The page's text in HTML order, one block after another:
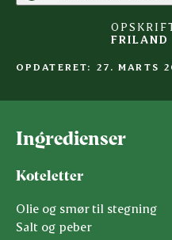
FRILAND
OPDATERET: 27. MARTS
Ingredienser
Koteletter
Olie og smør til stegning
Salt og peber